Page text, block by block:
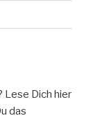
Lese Dich hier
das